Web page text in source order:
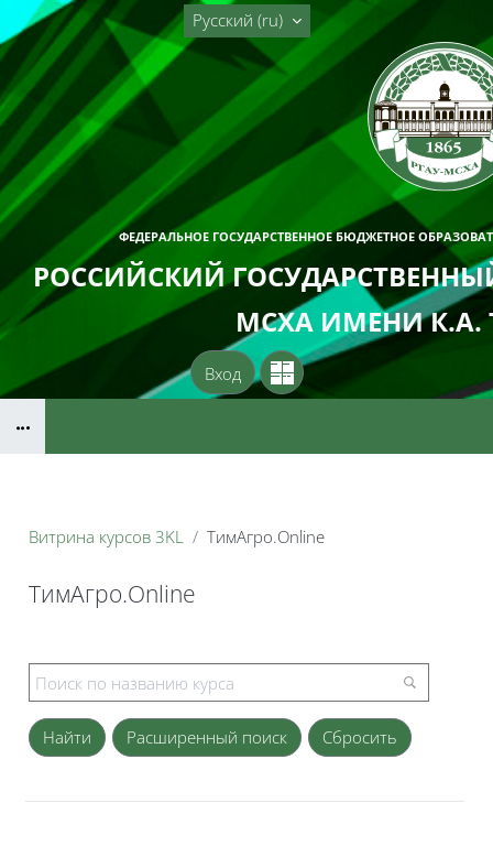
Перейти к основному содержанию
ФЕДЕРАЛЬНОЕ ГОСУДАРСТВЕННОЕ БЮДЖЕТНОЕ
РОССИЙСКИЙ
МСХА ИМЕНИ К.А.
Русский ‎(ru)‎
Вход
Витрина курсов 3KL ТимАгро.Online
ТимАгро.Online
Расширенный поиск